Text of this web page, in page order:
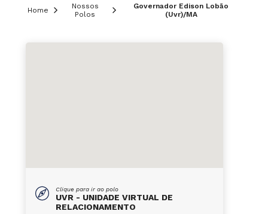
Home
Nossos
Polos
Governador Edison Lobão
(Uvr)/MA
Clique para ir ao polo
UVR - UNIDADE VIRTUAL DE
RELACIONAMENTO